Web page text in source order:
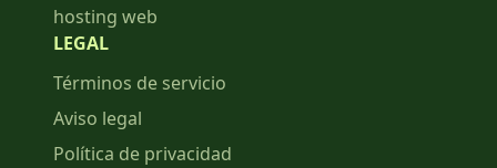
hosting web
LEGAL
Términos de servicio
Aviso legal
Política de privacidad